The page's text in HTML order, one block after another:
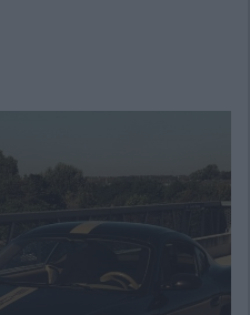
SHOP
PONTÁLLÁSOK